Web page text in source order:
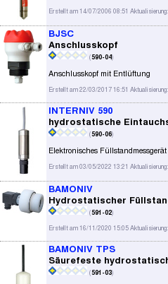
Erstellt am 14/07/2006 08:51
BJSC
Anschlusskopf
(590-04)
Anschlusskopf mit Entlüftung
Erstellt am 22/03/2017 16:51
INTERNIV 590
hydrostatische
(590-06)
Elektronisches
Erstellt am 03/05/2022 13:21
BAMONIV
Hydrostatischer
(591-02)
Erstellt am 16/11/2020 15:05
BAMONIV TPS
Säurefeste
(591-03)